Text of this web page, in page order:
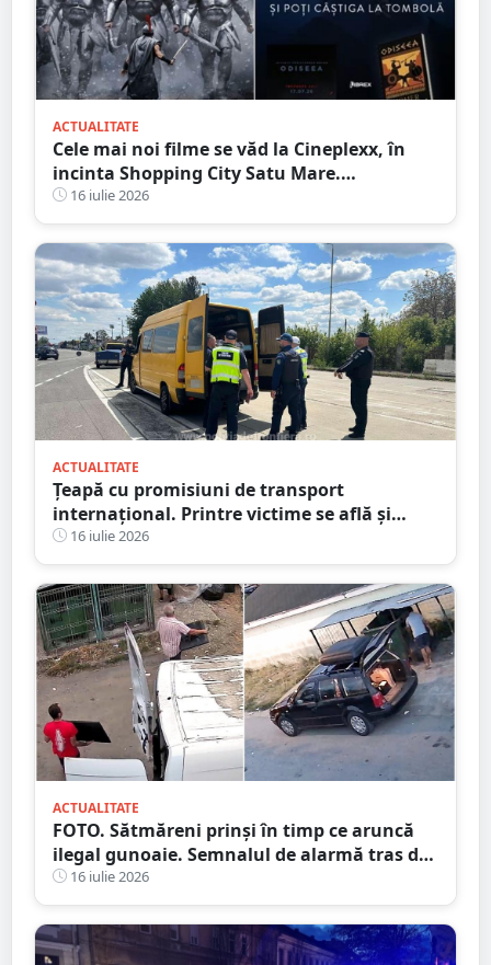
ACTUALITATE
Cele mai noi filme se văd la Cineplexx, în
incinta Shopping City Satu Mare.
Blockbuster Night: Odiseea
16 iulie 2026
ACTUALITATE
Țeapă cu promisiuni de transport
internațional. Printre victime se află și
persoane din județul Satu Mare
16 iulie 2026
ACTUALITATE
FOTO. Sătmăreni prinși în timp ce aruncă
ilegal gunoaie. Semnalul de alarmă tras de
Primărie
16 iulie 2026